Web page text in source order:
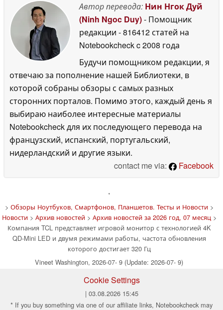
Автор перевода: Нин Нгок Дуй
(Ninh Ngoc Duy)- Помощник
редакции - 816412 статей на
Notebookcheckc 2008 года
Будучи помощником редакции, я
отвечаю за пополнение нашей Библиотеки, в
которой собраны обзоры с самых разных
сторонних порталов. Помимо этого, каждый день я
выбираю наиболее интересные материалы
Notebookcheck для их последующего перевода на
французский, испанский, португальский,
нидерландский и другие языки.
contact me via:
Facebook
'
> Обзоры Ноутбуков, Смартфонов, Планшетов. Тесты и Новости>
Новости> Архив новостей> Архив новостей за 2026 год, 07 месяц>
Компания TCL представляет игровой монитор с технологией 4K
QD-Mini LED и двумя режимами работы, частота обновления
которого достигает 320 Гц
Vineet Washington, 2026-07- 9 (Update: 2026-07- 9)
Cookie Settings
| 03.08.2026 15:45
* If you buy something via one of our affiliate links, Notebookcheck may